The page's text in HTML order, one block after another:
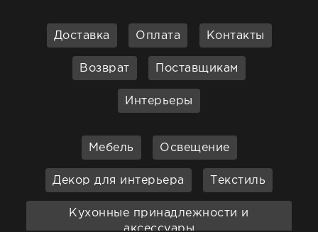
Доставка Оплата Контакты
Возврат Поставщикам
Интерьеры
Мебель Освещение
Декор для интерьера Текстиль
Кухонные принадлежности и
аксессуары